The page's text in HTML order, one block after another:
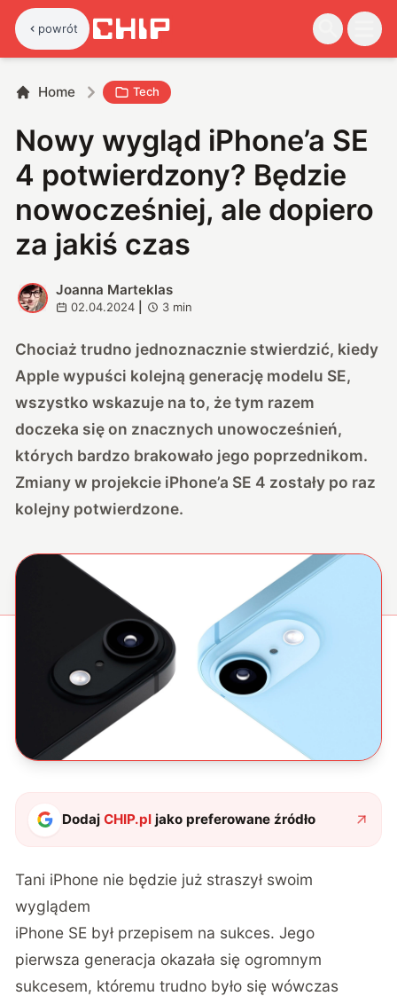
powrót
Home Tech
Nowy wygląd iPhone’a SE
4 potwierdzony? Będzie
nowocześniej, ale dopiero
za jakiś czas
J
Joanna Marteklas
02.04.2024 3 min
Chociaż trudno jednoznacznie stwierdzić, kiedy
Apple wypuści kolejną generację modelu SE,
wszystko wskazuje na to, że tym razem
doczeka się on znacznych unowocześnień,
których bardzo brakowało jego poprzednikom.
Zmiany w projekcie iPhone’a SE 4 zostały po raz
kolejny potwierdzone.
DodajCHIP.pl jako preferowane źródło
Tani iPhone nie będzie już straszył swoim
wyglądem
iPhone SE był przepisem na sukces. Jego
pierwsza generacja okazała się ogromnym
sukcesem, któremu trudno było się wówczas